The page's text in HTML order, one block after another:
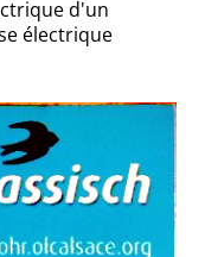
d'un
électrique